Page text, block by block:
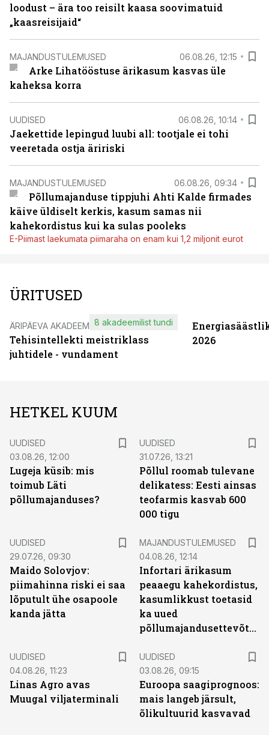
loodust – ära too reisilt kaasa soovimatuid
„kaasreisijaid“
MAJANDUSTULEMUSED 06.08.26, 12:15
Arke Lihatööstuse ärikasum kasvas üle
kaheksa korra
UUDISED 06.08.26, 10:14
Jaekettide lepingud luubi all: tootjale ei tohi
veeretada ostja äririski
MAJANDUSTULEMUSED 06.08.26, 09:34
Põllumajanduse tippjuhi Ahti Kalde firmades
käive üldiselt kerkis, kasum samas nii
kahekordistus kui ka sulas pooleks
E-Piimast laekumata piimaraha on enam kui 1,2 miljonit eurot
ÜRITUSED
ÄRIPÄEVA AKADEEMIA
Tehisintellekti meistriklass
juhtidele - vundament
8 akadeemilist tundi
2026
HETKEL KUUM
UUDISED
03.08.26, 12:00
Lugeja küsib: mis
toimub Läti
põllumajanduses?
UUDISED
31.07.26, 13:21
Põllul roomab tulevane
delikatess: Eesti ainsas
teofarmis kasvab 600
000 tigu
UUDISED
29.07.26, 09:30
Maido Solovjov:
piimahinna riski ei saa
lõputult ühe osapoole
kanda jätta
MAJANDUSTULEMUSED
04.08.26, 12:14
Infortari ärikasum
peaaegu kahekordistus,
kasumlikkust toetasid
ka uued
põllumajandusettevõtted
UUDISED
04.08.26, 11:23
Linas Agro avas
Muugal viljaterminali
UUDISED
03.08.26, 09:15
Euroopa saagiprognoos:
mais langeb järsult,
õlikultuurid kasvavad